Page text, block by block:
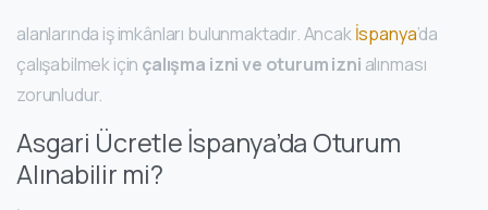
alanlarında iş imkânları bulunmaktadır. Ancakİspanya’da
çalışabilmek için çalışma izni ve oturum izni alınması
zorunludur.
Asgari Ücretle İspanya’da Oturum
Alınabilir mi?